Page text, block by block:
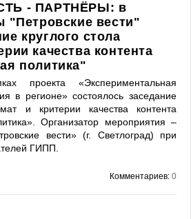
- ПАРТНЁРЫ: в
"Петровские вести"
круглого стола
качества контента
политика"
проекта «Экспериментальная
в регионе» состоялось заседание
и критерии качества контента
Организатор мероприятия –
вести» (г. Светлоград) при
ГИПП.
Комментариев: 0